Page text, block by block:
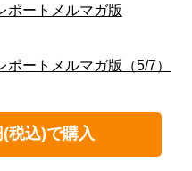
ートメルマガ版
ートメルマガ版（5/7）
税込)で購入